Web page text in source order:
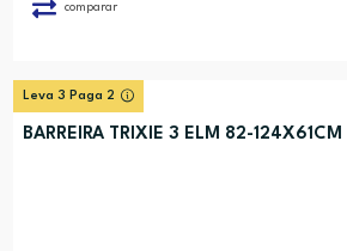
comparar
Leva 3 Paga 2
BARREIRA TRIXIE 3 ELM 82-124X61CM